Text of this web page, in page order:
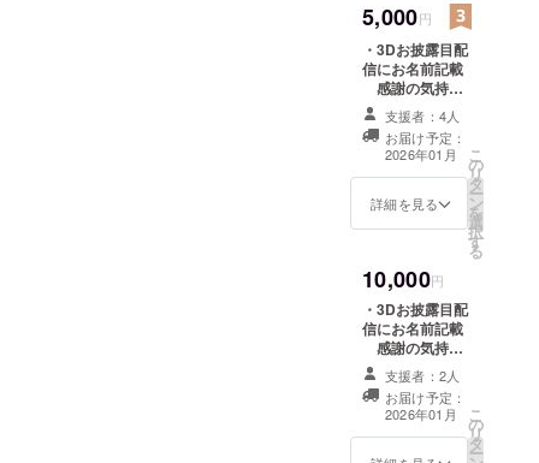
・クラファン限
定スマホ待ち受
け壁紙配布 ※記
載いただいた
メールアドレス
にお送りしま
す。
5,000円
・3Dお披露目配
信にお名前記載
感謝の気持ち
を込めて、3Dお
披露目配信にお
名前を掲載しま
す。 ※支援
時、必ず備考欄
に希望されるお
・クラファン限
定スマホ待ち受
け壁紙配布 ・3D
でのお礼動画(共
通・収録時間：1
分間) ※記載いた
だいたメールア
ドレスにお送り
します。
支援者：4人
お届け予定：
2026年01月
詳細を見る
こ
の
リ
タ
ー
ン
を
選
択
す
る
10,000円
・3Dお披露目配
信にお名前記載
感謝の気持ち
を込めて、3Dお
披露目配信にお
名前を掲載しま
す。 ※支援
時、必ず備考欄
支援者：2人
お届け予定：
2026年01月
こ
の
リ
タ
ー